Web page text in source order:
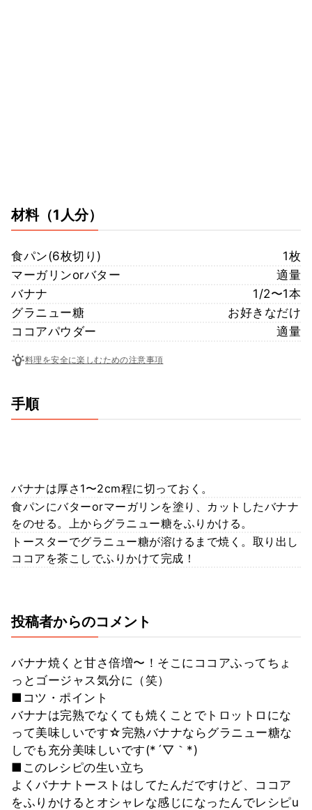
材料（1人分）
食パン(6枚切り)
1枚
マーガリンorバター
適量
バナナ
1/2〜1本
グラニュー糖
お好きなだけ
ココアパウダー
適量
料理を安全に楽しむための注意事項
手順
バナナは厚さ1〜2cm程に切っておく。
食パンにバターorマーガリンを塗り、カットしたバナナ
をのせる。上からグラニュー糖をふりかける。
トースターでグラニュー糖が溶けるまで焼く。取り出し
ココアを茶こしでふりかけて完成！
投稿者からのコメント
バナナ焼くと甘さ倍増〜！そこにココアふってちょ
っとゴージャス気分に（笑）
■コツ・ポイント
バナナは完熟でなくても焼くことでトロットロにな
って美味しいです☆完熟バナナならグラニュー糖な
しでも充分美味しいです(*´▽｀*)
■このレシピの生い立ち
よくバナナトーストはしてたんだですけど、ココア
をふりかけるとオシャレな感じになったんでレシピu